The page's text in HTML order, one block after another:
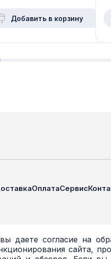
Добавить в корзину
даете согласие на
сайта,
ОплатаСервис